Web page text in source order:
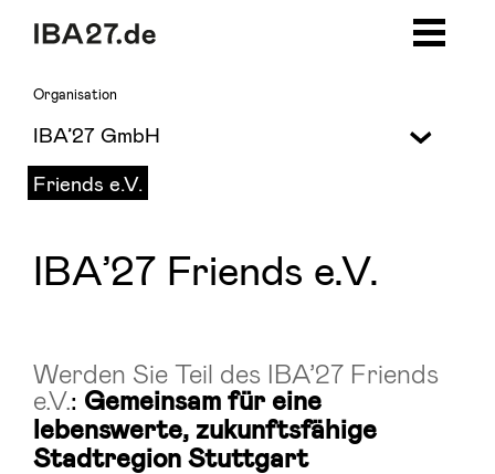
IBA’27 Friends e.V.
Werden Sie Teil des IBA’27 Friends
e.V.: Gemeinsam für eine
lebenswerte, zukunftsfähige
Stadtregion Stuttgart
Organisation
IBA’27 GmbH
Friends e.V.